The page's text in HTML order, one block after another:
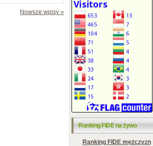
Nowsze wpisy »
Ranking FIDE na żywo
Ranking FIDE mężczyzn